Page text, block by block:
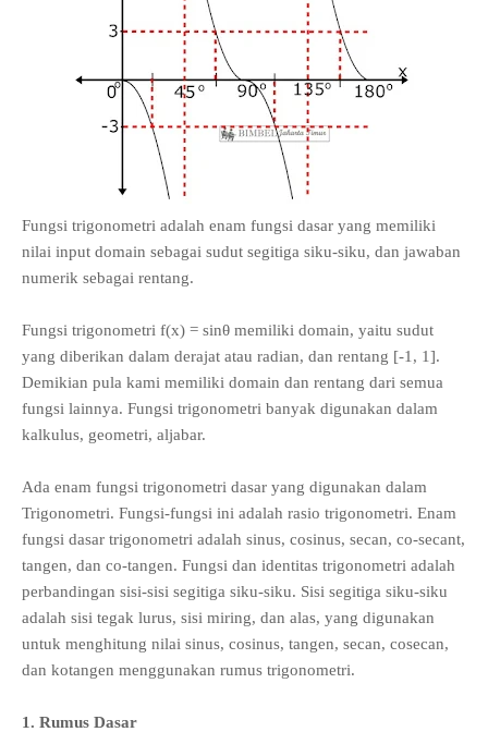
Fungsi trigonometri adalah enam fungsi dasar yang memiliki
nilai input domain sebagai sudut segitiga siku-siku, dan jawaban
numerik sebagai rentang.
Fungsi trigonometri f(x) = sinθ memiliki domain, yaitu sudut
yang diberikan dalam derajat atau radian, dan rentang [-1, 1].
Demikian pula kami memiliki domain dan rentang dari semua
fungsi lainnya. Fungsi trigonometri banyak digunakan dalam
kalkulus, geometri, aljabar.
Ada enam fungsi trigonometri dasar yang digunakan dalam
Trigonometri. Fungsi-fungsi ini adalah rasio trigonometri. Enam
fungsi dasar trigonometri adalah sinus, cosinus, secan, co-secant,
tangen, dan co-tangen. Fungsi dan identitas trigonometri adalah
perbandingan sisi-sisi segitiga siku-siku. Sisi segitiga siku-siku
adalah sisi tegak lurus, sisi miring, dan alas, yang digunakan
untuk menghitung nilai sinus, cosinus, tangen, secan, cosecan,
dan kotangen menggunakan rumus trigonometri.
1. Rumus Dasar